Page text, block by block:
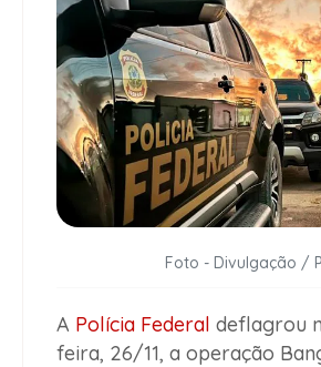
Foto - Divulgação /
A Polícia Federal deflagrou
feira, 26/11, a operação